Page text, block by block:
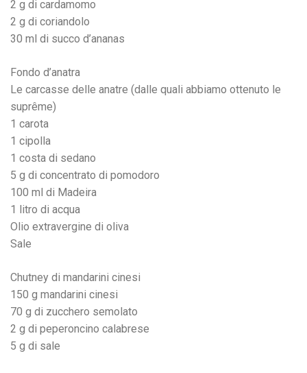
2 g di cardamomo
2 g di coriandolo
30 ml di succo d’ananas
Fondo d’anatra
Le carcasse delle anatre (dalle quali abbiamo ottenuto le
suprême)
1 carota
1 cipolla
1 costa di sedano
5 g di concentrato di pomodoro
100 ml di Madeira
1 litro di acqua
Olio extravergine di oliva
Sale
Chutney di mandarini cinesi
150 g mandarini cinesi
70 g di zucchero semolato
2 g di peperoncino calabrese
5 g di sale